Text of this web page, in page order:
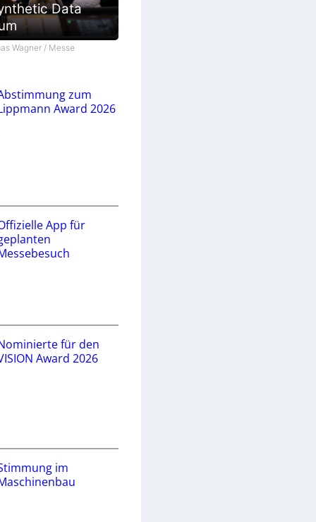
Data
Wagner / Messe
zum
Award 2026
App für
für den
Award 2026
im